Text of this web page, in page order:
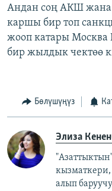
Андан соң АКШ жана
каршы бир топ
жооп катары Москва
бир жылдык чектөө
Бөлүшүңүз
Элиза
алып